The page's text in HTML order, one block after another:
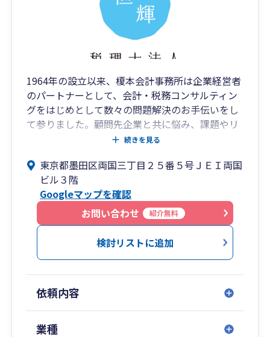
1964年の設立以来、榎本会計事務所は企業経営者
のパートナーとして、会計・税務コンサルティン
グをはじめとして数々の問題解決のお手伝いをし
て参りました。顧問先企業と共に悩み、課題やリ
スク管理を明確にし、企業と共に発展していくこ
す。
顧問税理士・会計事務所と付き合うメリットを
「経理関係の処理が楽になるだけ」だと思ってい
るのでしたら、もう一足経営について踏み込んで
いきましょう。会計事務所選びに時間をかけるこ
とで、経営者が背負うあらゆる苦労が激減するの
「税務会計サービス」と税務以外の経営者負担を
一気に軽くする「経営サポートサービス」。あら
ゆる場面で社長と伴走して問題解決に取り組んで
続きを見る
東京都墨田区両国三丁目２５番５号ＪＥＩ両国
ビル３階
Googleマップを確認
お問い合わせ
紹介無料
検討リストに追加
依頼内容
業種